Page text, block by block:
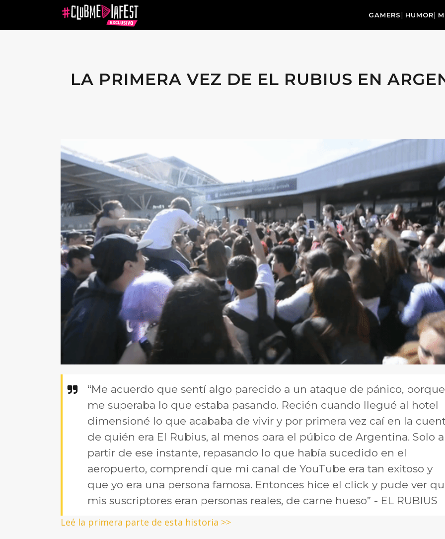
GAMERS HUMOR
LA PRIMERA VEZ DE EL RUBIUS EN
“Me acuerdo que sentí algo parecido a un ataque de pánico, porque
me superaba lo que estaba pasando. Recién cuando llegué al hotel
dimensioné lo que acababa de vivir y por primera vez caí en la
de quién era El Rubius, al menos para el púbico de Argentina. Solo a
partir de ese instante, repasando lo que había sucedido en el
aeropuerto, comprendí que mi canal de YouTube era tan exitoso y
que yo era una persona famosa. Entonces hice el click y pude ver
mis suscriptores eran personas reales, de carne hueso” - EL RUBIUS
Leé la primera parte de esta historia >>